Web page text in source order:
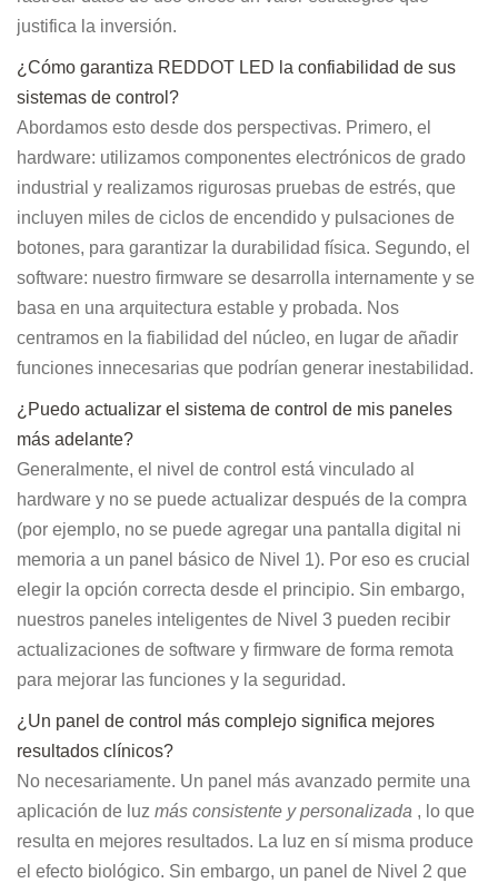
justifica la inversión.
¿Cómo garantiza REDDOT LED la confiabilidad de sus
sistemas de control?
Abordamos esto desde dos perspectivas. Primero, el
hardware: utilizamos componentes electrónicos de grado
industrial y realizamos rigurosas pruebas de estrés, que
incluyen miles de ciclos de encendido y pulsaciones de
botones, para garantizar la durabilidad física. Segundo, el
software: nuestro firmware se desarrolla internamente y se
basa en una arquitectura estable y probada. Nos
centramos en la fiabilidad del núcleo, en lugar de añadir
funciones innecesarias que podrían generar inestabilidad.
¿Puedo actualizar el sistema de control de mis paneles
más adelante?
Generalmente, el nivel de control está vinculado al
hardware y no se puede actualizar después de la compra
(por ejemplo, no se puede agregar una pantalla digital ni
memoria a un panel básico de Nivel 1). Por eso es crucial
elegir la opción correcta desde el principio. Sin embargo,
nuestros paneles inteligentes de Nivel 3 pueden recibir
actualizaciones de software y firmware de forma remota
para mejorar las funciones y la seguridad.
¿Un panel de control más complejo significa mejores
resultados clínicos?
No necesariamente. Un panel más avanzado permite una
aplicación de luz más consistente y personalizada , lo que
resulta en mejores resultados. La luz en sí misma produce
el efecto biológico. Sin embargo, un panel de Nivel 2 que